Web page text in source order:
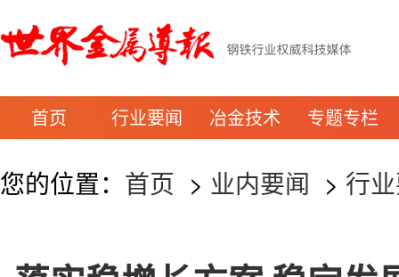
首页 行业要闻 冶金技术 专题专栏
您的位置： 首页 > 业内要闻 > 行